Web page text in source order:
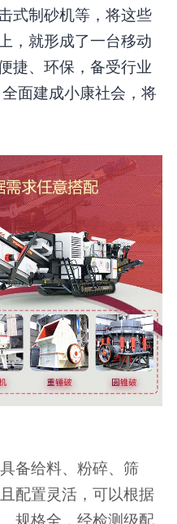
式制砂机等，将这些
，就形成了一台移动
捷、环保，备受行业
面建成小康社会，将
备给料、粉碎、筛
配置灵活，可以根据
规格全，经检测级配